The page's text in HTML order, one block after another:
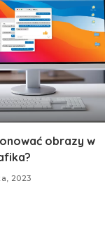
obrazy w
2023